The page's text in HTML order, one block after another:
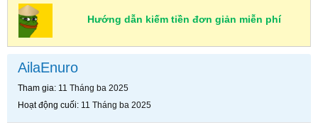
Hướng dẫn kiếm tiền đơn giản miễn phí
AilaEnuro
Tham gia 11 Tháng ba 2025
Hoạt động cuối 11 Tháng ba 2025